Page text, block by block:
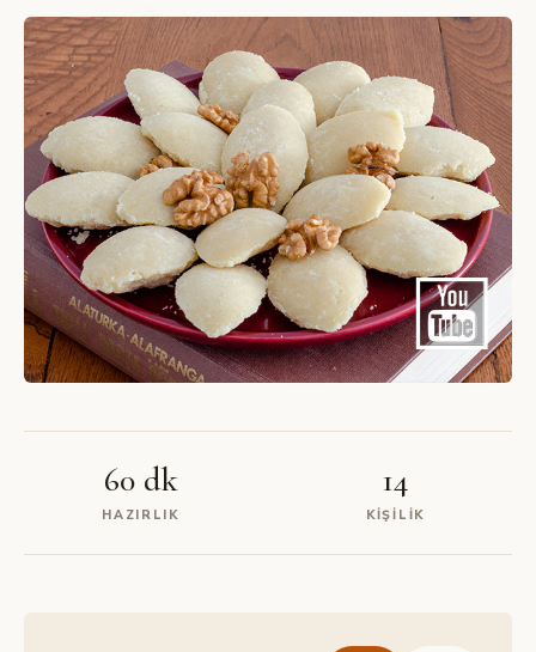
60 dk
HAZIRLIK
14
KIŞILIK